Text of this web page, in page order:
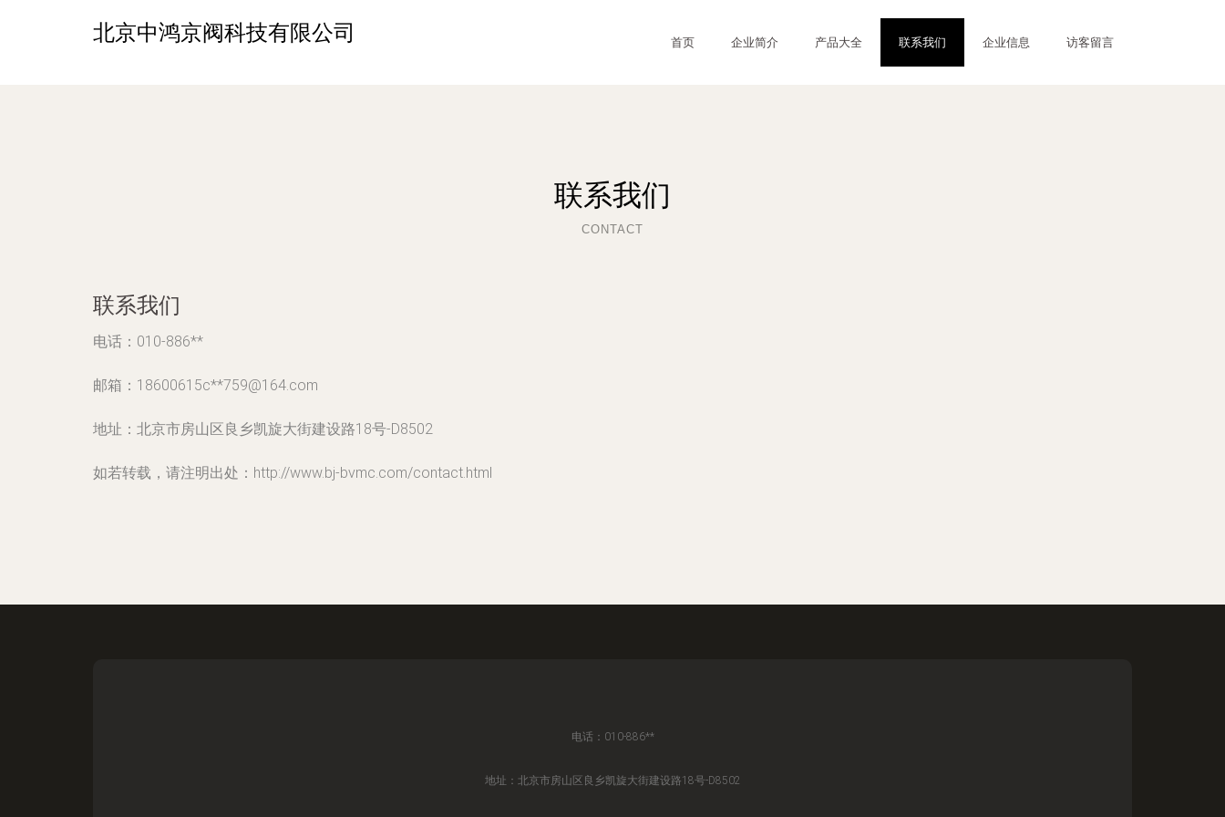
北京中鸿京阀科技有限公司 首页 企业简介 产品大全 联系我们 企业信息 访客留言
联系我们
CONTACT
联系我们
电话：010-886**
邮箱：18600615c**759@164.com
地址：北京市房山区良乡凯旋大街建设路18号-D8502
如若转载，请注明出处：http://www.bj-bvmc.com/contact.html
电话：010-886**
地址：北京市房山区良乡凯旋大街建设路18号-D8502